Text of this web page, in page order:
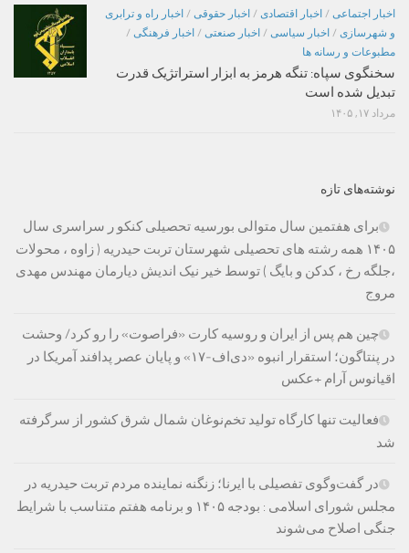
اخبار اجتماعی / اخبار اقتصادی / اخبار حقوقی / اخبار راه و ترابری
و شهرسازی / اخبار سیاسی / اخبار صنعتی / اخبار فرهنگی /
مطبوعات و رسانه ها
سخنگوی سپاه: تنگه هرمز به ابزار استراتژیک قدرت
تبدیل شده است
مرداد ۱۷, ۱۴۰۵
نوشته‌های تازه
برای هفتمین سال متوالی بورسیه تحصیلی کنکو ر سراسری سال
۱۴۰۵ همه رشته های تحصیلی شهرستان تربت حیدریه ( زاوه ، محولات
،جلگه رخ ، کدکن و بایگ ) توسط خیر نیک اندیش دیارمان مهندس مهدی
مروج
چین هم پس از ایران و روسیه کارت «فراصوت» را رو کرد/ وحشت
در پنتاگون؛ استقرار انبوه «دی‌اف‑۱۷» و پایان عصر پدافند آمریکا در
اقیانوس آرام +عکس
فعالیت تنها کارگاه تولید تخم‌نوغان شمال شرق کشور از سرگرفته
شد
در گفت‌وگوی تفصیلی با ایرنا؛ زنگنه نماینده مردم تربت حیدریه در
مجلس شورای اسلامی : بودجه ۱۴۰۵ و برنامه هفتم متناسب با شرایط
جنگی اصلاح می‌شوند